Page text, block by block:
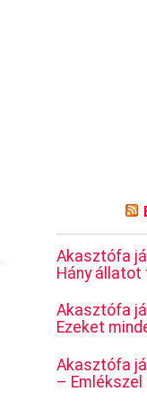
Akasztófa
Hány állatot
Akasztófa
Ezeket
Akasztófa
– Emlékszel